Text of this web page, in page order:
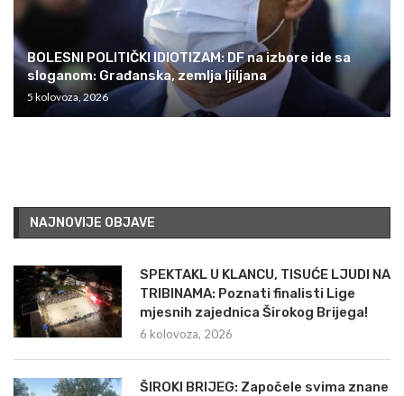
BOLESNI POLITIČKI IDIOTIZAM: DF na izbore ide sa
sloganom: Građanska, zemlja ljiljana
5 kolovoza, 2026
NAJNOVIJE OBJAVE
SPEKTAKL U KLANCU, TISUĆE LJUDI NA
TRIBINAMA: Poznati finalisti Lige
mjesnih zajednica Širokog Brijega!
6 kolovoza, 2026
ŠIROKI BRIJEG: Započele svima znane